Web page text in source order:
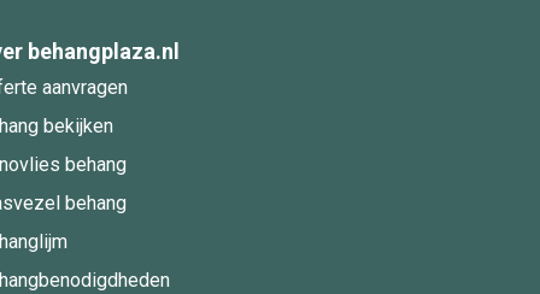
behangplaza.nl
aanvragen
bekijken
behang
behang